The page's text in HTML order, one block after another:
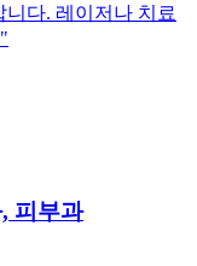
다. 레이저나 치료
"
피부과